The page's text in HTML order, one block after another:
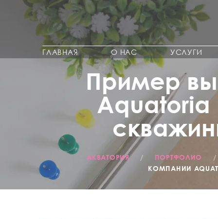
ГЛАВНАЯ О НАС УСЛУГИ
Пример
Aquatoria
АКВАТОРИЯ / ПОРТФОЛИО
КОМПАНИИ